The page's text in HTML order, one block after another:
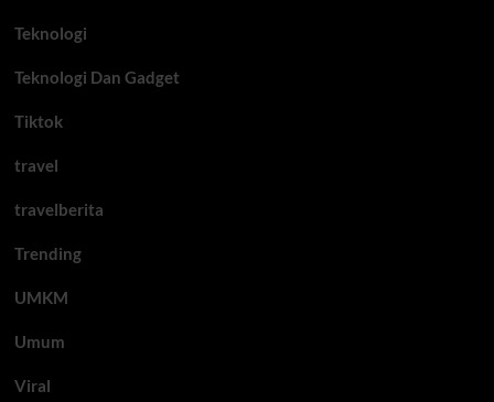
Teknologi
Teknologi Dan Gadget
Tiktok
travel
travelberita
Trending
UMKM
Umum
Viral